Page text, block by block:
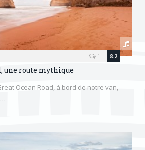
8.2
1
une route mythique
Ocean Road, à bord de notre van,